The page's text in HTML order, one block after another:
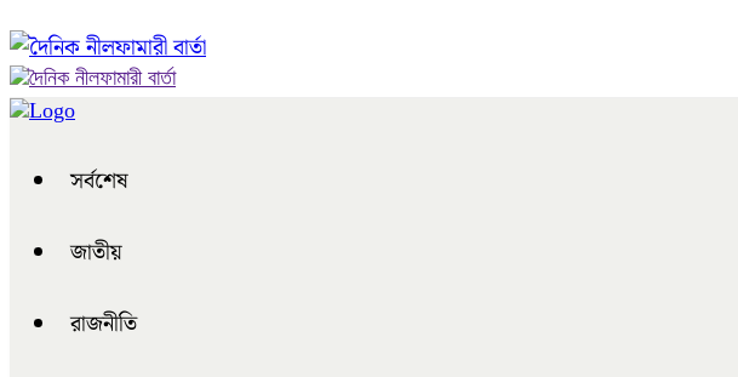
সর্বশেষ
জাতীয়
রাজনীতি